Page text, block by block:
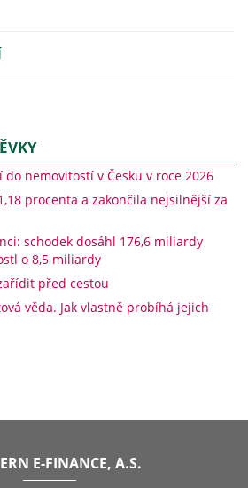
do nemovitostí v Česku v roce 2026
procenta a zakončila nejsilnější za
schodek dosáhl 176,6 miliardy
o 8,5 miliardy
před cestou
věda. Jak vlastně probíhá jejich
E-FINANCE, A.S.